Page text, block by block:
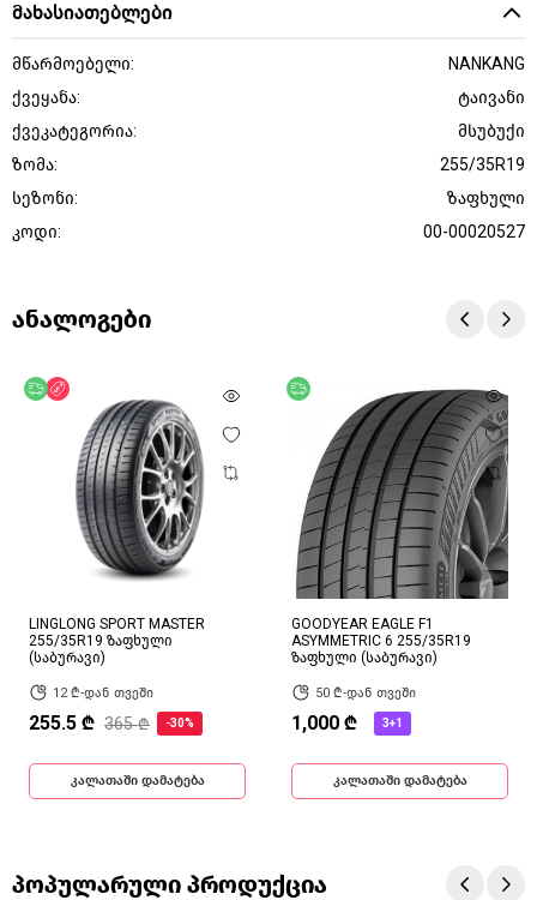
მახასიათებლები
მწარმოებელი:
NANKANG
ქვეყანა:
ტაივანი
ქვეკატეგორია:
მსუბუქი
ზომა:
255/35R19
სეზონი:
ზაფხული
კოდი:
00-00020527
ანალოგები
უფასო მიწოდება
LINGLONG SPORT MASTER
255/35R19 ზაფხული
(საბურავი)
12 ₾-დან თვეში
255.5 ₾ 365 ₾ -30%
კალათაში დამატება
უფასო მიწოდება
GOODYEAR EAGLE F1
ASYMMETRIC 6 255/35R19
ზაფხული (საბურავი)
50 ₾-დან თვეში
1,000 ₾ 3+1
კალათაში დამატება
პოპულარული პროდუქცია